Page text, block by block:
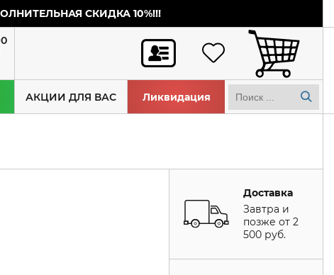
СКИДКА 10%!!!
АКЦИИ ДЛЯ ВАС Ликвидация
Доставка
Завтра и
позже от 2
500 руб.